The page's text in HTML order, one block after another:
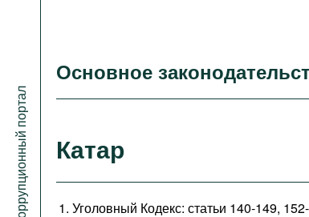
Антикоррупционный портал
Основное
Катар
Уголовный Кодекс: статьи 140-149,